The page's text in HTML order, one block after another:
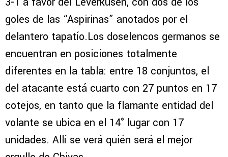
goles de las “Aspirinas” anotados por el
delantero tapatío.Los doselencos germanos se
encuentran en posiciones totalmente
diferentes en la tabla: entre 18 conjuntos, el
del atacante está cuarto con 27 puntos en 17
cotejos, en tanto que la flamante entidad del
volante se ubica en el 14° lugar con 17
unidades. Allí se verá quién será el mejor